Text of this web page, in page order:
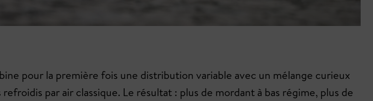
pour la première fois une distribution variable avec un mélange curieux
par air classique. Le résultat : plus de mordant à bas régime, plus de